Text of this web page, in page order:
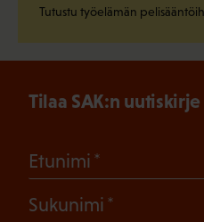
Tutustu työelämän
Tilaa SAK:n uutiskirje
Etunimi
Sukunimi